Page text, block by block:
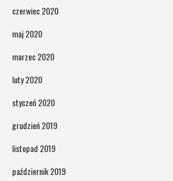
czerwiec 2020
maj 2020
marzec 2020
luty 2020
styczeń 2020
grudzień 2019
listopad 2019
październik 2019